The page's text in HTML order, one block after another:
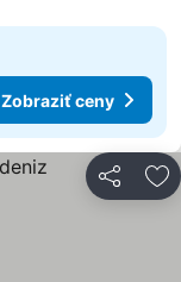
Zobraziť ceny
Zdieľať